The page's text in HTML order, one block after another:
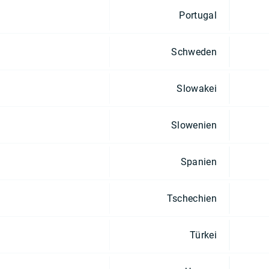
Portugal
Schweden
Slowakei
Slowenien
Spanien
Tschechien
Türkei